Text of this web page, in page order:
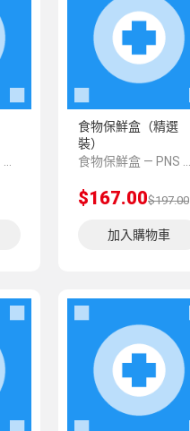
食物保鮮盒（精選
裝）
$167.00$197.00
加入購物車